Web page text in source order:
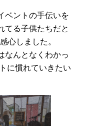
ベントの手伝いを
てる子供たちだと
心しました。
なんとなくわかっ
に慣れていきたい